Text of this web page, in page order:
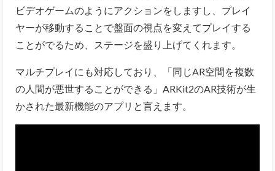
ビデオゲームのようにアクションをしますし、プレイ
ヤーが移動することで盤面の視点を変えてプレイする
ことがでるため、ステージを盛り上げてくれます。
マルチプレイにも対応しており、「同じAR空間を複数
の人間が悪世することができる」ARKit2のAR技術が生
かされた最新機能のアプリと言えます。